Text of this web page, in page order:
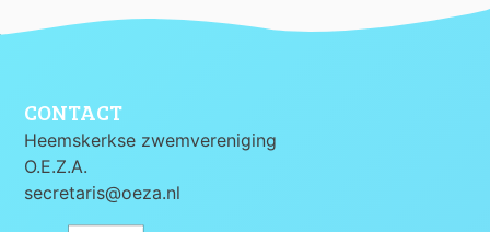
CONTACT
Heemskerkse zwemvereniging
O.E.Z.A.
secretaris@oeza.nl